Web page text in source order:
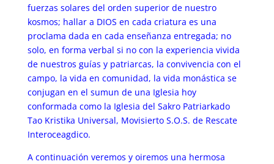
fuerzas solares del orden superior de nuestro
kosmos; hallar a DIOS en cada criatura es una
proclama dada en cada enseñanza entregada; no
solo, en forma verbal si no con la experiencia vivida
de nuestros guías y patriarcas, la convivencia con el
campo, la vida en comunidad, la vida monástica se
conjugan en el sumun de una Iglesia hoy
conformada como la Iglesia del Sakro Patriarkado
Tao Kristika Universal, Movisierto S.O.S. de Rescate
Interoceagdico.
A continuación veremos y oiremos una hermosa